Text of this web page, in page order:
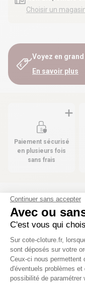
Choisir un
Voyez en
En savoir plus
Paiement sécurisé
en plusieurs fois
sans frais
Les produits
6 déclinaisons
Grillage rigide avec
L2M00 -
129,90 €
Continuer sans accepter
Avec ou
C'est vous qui
Plateforme
Sur cote-cloture.fr,
sont déposés sur votre
Ceux-ci nous permettent
d'éventuels problèmes
possibilité de paramétrer